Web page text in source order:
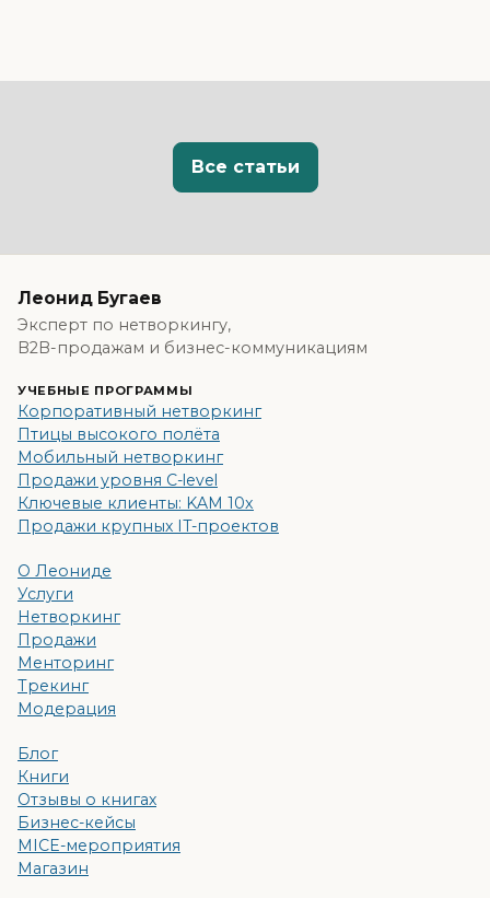
Все статьи
Леонид Бугаев
Эксперт по нетворкингу,
B2B-продажам и бизнес-коммуникациям
УЧЕБНЫЕ ПРОГРАММЫ
Корпоративный нетворкинг
Птицы высокого полёта
Мобильный нетворкинг
Продажи уровня C-level
Ключевые клиенты: KAM 10x
Продажи крупных IT-проектов
О Леониде
Услуги
Нетворкинг
Продажи
Менторинг
Трекинг
Модерация
Блог
Книги
Отзывы о книгах
Бизнес-кейсы
MICE-мероприятия
Магазин